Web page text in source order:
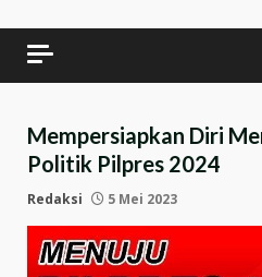
Mempersiapkan Diri
Politik Pilpres 2024
Redaksi 5 Mei 2023